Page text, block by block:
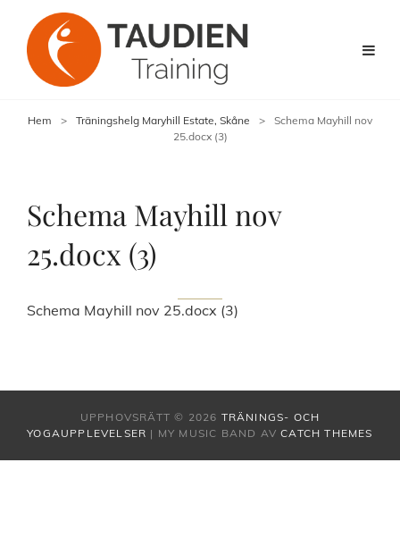
Hem > Träningshelg Maryhill Estate, Skåne >
Schema Mayhill nov
25.docx (3)
Schema Mayhill nov
25.docx (3)
Schema Mayhill nov 25.docx (3)
UPPHOVSRÄTT © 2026 TRÄNINGS- OCH
YOGAUPPLEVELSER | MY MUSIC BAND AVCATCH THEMES